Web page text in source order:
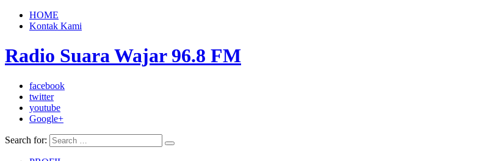
HOME
Kontak Kami
Radio Suara Wajar 96.8 FM
facebook
twitter
youtube
Google+
Search for: